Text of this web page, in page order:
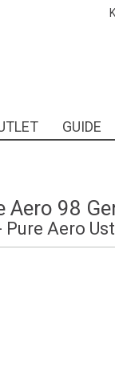
GUIDE
Aero 98
Aero